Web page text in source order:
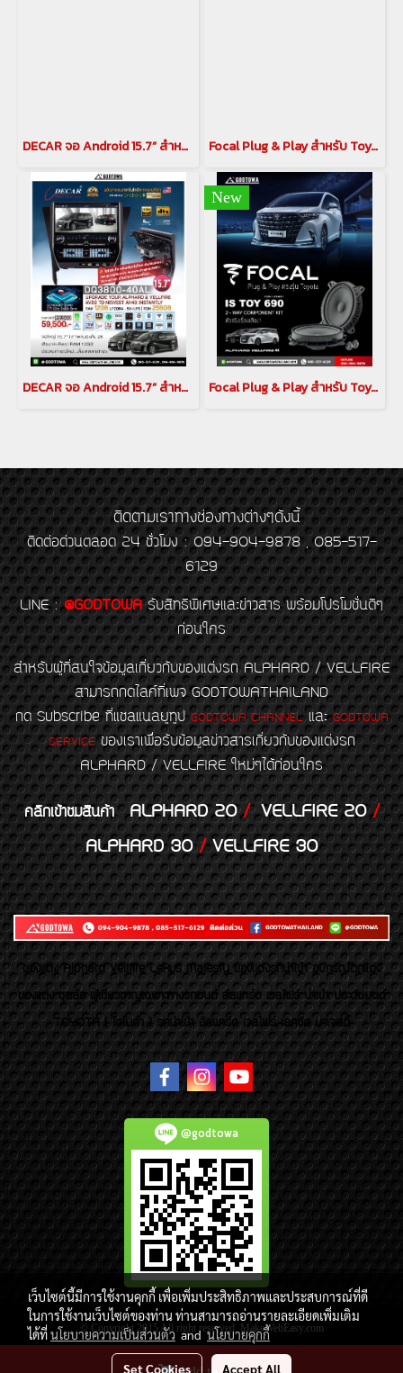
DECAR จอ Android 15.7” สำหรับ Alphard / Vellfire 30 Series พร้อมกล้อง 360 6 LEN(copy) Focal Plug & Play สำหรับ Toyota Alphard / Vellfireชุดลำโพง IC TOY 165 (Coaxial)(copy)(copy)
DECAR จอ Android 15.7” สำหรับ Alphard / Vellfire 30 Series พร้อมกล้อง 360 6 LEN
New
Focal Plug & Play สำหรับ Toyota Alphard / Vellfireชุดลำโพง IC TOY 165 (Coaxial)(copy)(copy)(copy)
ติดตามเราทางช่องทางต่างๆดังนี้
ติดต่อด่วนตลอด 24 ชั่วโมง : 094-904-9878 , 085-517-
6129
LINE : @GODTOWA รับสิทธิพิเศษและข่าวสาร พร้อมโปรโมชั่นดีๆ
ก่อนใคร
สำหรับผู้ที่สนใจข้อมูลเกี่ยวกับของแต่งรถ ALPHARD / VELLFIRE
สามารถกดไลค์ที่เพจ GODTOWATHAILAND
กด Subscribe ที่แชลแนลยูทูปGODTOWA CHANNELและGODTOWA
SERVICEของเราเพื่อรับข้อมูลข่าวสารเกี่ยวกับของแต่งรถ
ALPHARD / VELLFIRE ใหม่ๆได้ก่อนใคร
คลิกเข้าชมสินค้า ALPHARD 20/VELLFIRE 20/
ALPHARD 30/VELLFIRE 30
ของเเต่ง Alphard Vellfire Lexus Majesty ของเเต่งรถนำเข้า อุปกรณ์ตกแต่ง
ของแต่ง ชุดล้อ ผู้เชี่ยวชาญเฉพาะทางรถยนต์ อัลพาร์ด เวลไฟร์ นำเข้า ประดับยนต์
TOYOTA ( โตโยต้า ) รถนำเข้า อัลพาร์ด เวลไฟร์ เลกซัส มาเจสตี้
@godtowa
© Copyright 2015 All right reserved. MakeWebEasy.com
Today's visitor
เว็บไซต์นี้มีการใช้งานคุกกี้ เพื่อเพิ่มประสิทธิภาพและประสบการณ์ที่ดี
ในการใช้งานเว็บไซต์ของท่าน ท่านสามารถอ่านรายละเอียดเพิ่มเติม
ได้ที่นโยบายความเป็นส่วนตัวandนโยบายคุกกี้
Set Cookies Accept All